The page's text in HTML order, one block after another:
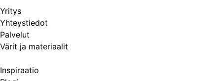
Yritys
Yhteystiedot
Palvelut
Värit ja materiaalit
Inspiraatio